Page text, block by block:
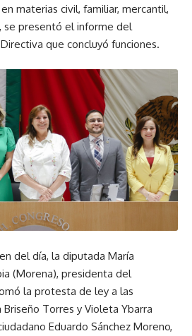
materias civil, familiar, mercantil,
se presentó el informe del
que concluyó funciones.
del día, la diputada María
(Morena), presidenta del
la protesta de ley a las
Briseño Torres y Violeta Ybarra
Eduardo Sánchez Moreno,